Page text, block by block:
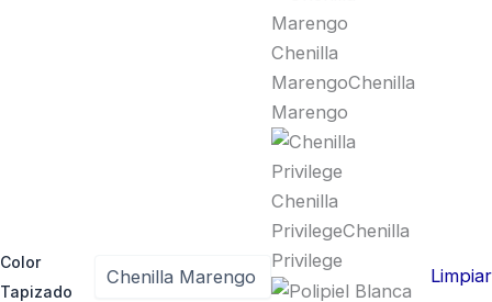
Color
Tapizado
Chenilla
MarengoChenilla
Marengo
Chenilla
PrivilegeChenilla
Privilege
Limpiar